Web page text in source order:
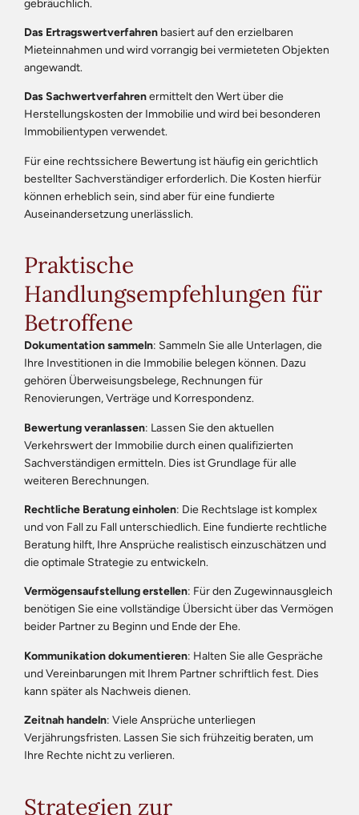
gebräuchlich.
Das Ertragswertverfahren basiert auf den erzielbaren
Mieteinnahmen und wird vorrangig bei vermieteten Objekten
angewandt.
Das Sachwertverfahrenermittelt den Wert über die
Herstellungskosten der Immobilie und wird bei besonderen
Immobilientypen verwendet.
Für eine rechtssichere Bewertung ist häufig ein gerichtlich
bestellter Sachverständiger erforderlich. Die Kosten hierfür
können erheblich sein, sind aber für eine fundierte
Auseinandersetzung unerlässlich.
Praktische
Handlungsempfehlungen für
Betroffene
Dokumentation sammeln: Sammeln Sie alle Unterlagen, die
Ihre Investitionen in die Immobilie belegen können. Dazu
gehören Überweisungsbelege, Rechnungen für
Renovierungen, Verträge und Korrespondenz.
Bewertung veranlassen: Lassen Sie den aktuellen
Verkehrswert der Immobilie durch einen qualifizierten
Sachverständigen ermitteln. Dies ist Grundlage für alle
weiteren Berechnungen.
Rechtliche Beratung einholen: Die Rechtslage ist komplex
und von Fall zu Fall unterschiedlich. Eine fundierte rechtliche
Beratung hilft, Ihre Ansprüche realistisch einzuschätzen und
die optimale Strategie zu entwickeln.
Vermögensaufstellung erstellen: Für den Zugewinnausgleich
benötigen Sie eine vollständige Übersicht über das Vermögen
beider Partner zu Beginn und Ende der Ehe.
Kommunikation dokumentieren: Halten Sie alle Gespräche
und Vereinbarungen mit Ihrem Partner schriftlich fest. Dies
kann später als Nachweis dienen.
Zeitnah handeln: Viele Ansprüche unterliegen
Verjährungsfristen. Lassen Sie sich frühzeitig beraten, um
Ihre Rechte nicht zu verlieren.
Strategien zur